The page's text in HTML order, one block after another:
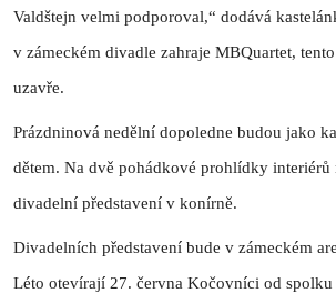
Valdštejn velmi podporoval,“ dodává
v zámeckém divadle zahraje MBQuartet,
uzavře.
Prázdninová nedělní dopoledne budou jako
dětem. Na dvě pohádkové prohlídky interiérů
divadelní představení v konírně.
Divadelních představení bude v zámeckém
Léto otevírají 27. června Kočovníci od spolku